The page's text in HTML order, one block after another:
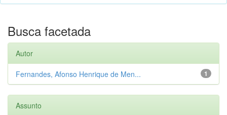
Busca facetada
Autor
1
Fernandes, Afonso Henrique de Men...
Assunto